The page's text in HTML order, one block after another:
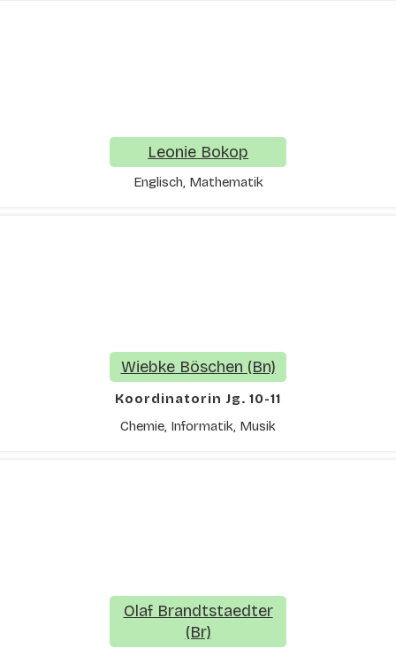
Leonie Bokop
Englisch, Mathematik
Wiebke Böschen (Bn)
Koordinatorin Jg. 10-11
Chemie, Informatik, Musik
Olaf Brandtstaedter
(Br)